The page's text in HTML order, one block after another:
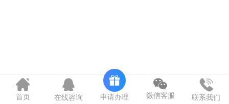
首页 在线咨询 申请办理 微信客服 联系我们